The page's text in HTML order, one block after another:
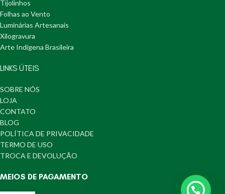
Tijolinhos
Folhas ao Vento
Luminárias Artesanais
Xilogravura
Arte Indígena Brasileira
LINKS ÚTEIS
SOBRE NÓS
LOJA
CONTATO
BLOG
POLÍTICA DE PRIVACIDADE
TERMO DE USO
TROCA E DEVOLUÇÃO
MEIOS DE PAGAMENTO